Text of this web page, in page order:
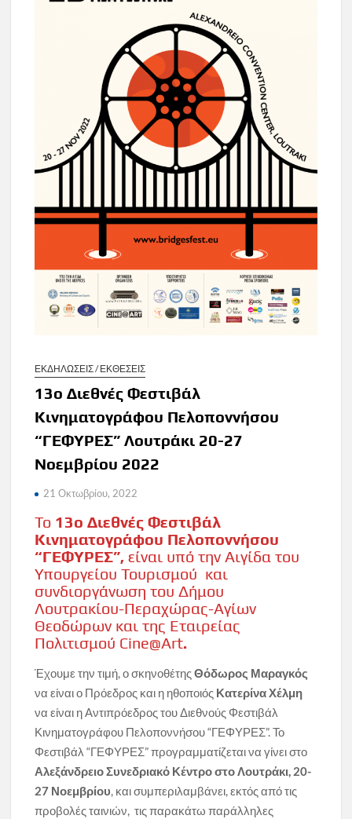
ΕΚΔΗΛΩΣΕΙΣ / ΕΚΘΕΣΕΙΣ
13ο Διεθνές Φεστιβάλ
Κινηματογράφου Πελοποννήσου
“ΓΕΦΥΡΕΣ” Λουτράκι 20-27
Νοεμβρίου 2022
21 Οκτωβρίου, 2022
Το 13ο Διεθνές Φεστιβάλ
Κινηματογράφου Πελοποννήσου
“ΓΕΦΥΡΕΣ”,είναι υπό την Αιγίδα του
Υπουργείου Τουρισμού και
συνδιοργάνωση του Δήμου
Λουτρακίου-Περαχώρας-Αγίων
Θεοδώρων και της Εταιρείας
Πολιτισμού Cine@Art.
Έχουμε την τιμή, ο σκηνοθέτηςΘόδωρος Μαραγκός
να είναι ο Πρόεδρος και η ηθοποιός Κατερίνα Χέλμη
να είναι η Αντιπρόεδρος του Διεθνούς Φεστιβάλ
Κινηματογράφου Πελοποννήσου “ΓΕΦΥΡΕΣ”. Το
Φεστιβάλ “ΓΕΦΥΡΕΣ” προγραμματίζεται να γίνει στο
Αλεξάνδρειο Συνεδριακό Κέντρο στο Λουτράκι, 20-
27 Νοεμβρίου, και συμπεριλαμβάνει, εκτός από τις
προβολές ταινιών, τις παρακάτω παράλληλες